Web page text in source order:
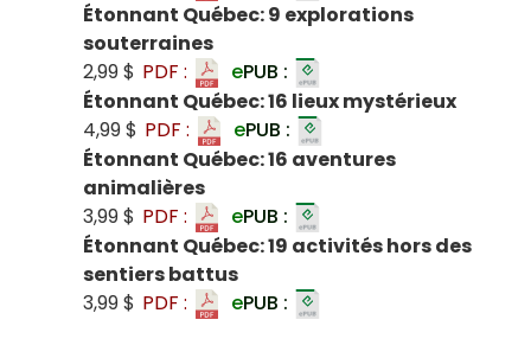
Étonnant Québec: 9 explorations
souterraines
2,99 $ PDF : ePUB :
Étonnant Québec: 16 lieux mystérieux
4,99 $ PDF : ePUB :
Étonnant Québec: 16 aventures
animalières
3,99 $ PDF : ePUB :
Étonnant Québec: 19 activités hors des
sentiers battus
3,99 $ PDF : ePUB :